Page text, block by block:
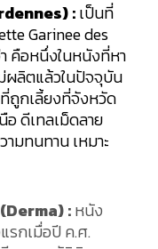
:เป็นที่
Garinee des
คือหนึ่งในหนังที่หา
ผลิตแล้วในปัจจุบัน
ถูกเลี้ยงที่จังหวัด
ดีเทลเม็ดลาย
มทนทาน เหมาะ
:หนัง
รกเมื่อปี ค.ศ.